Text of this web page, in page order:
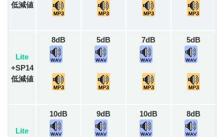
低減値
Lite
+SP14
低減値
8dB 5dB 7dB 5dB
Lite
10dB 9dB 10dB 8dB